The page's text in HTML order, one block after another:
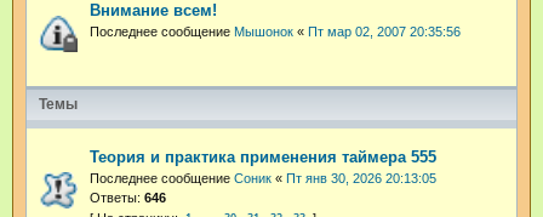
Внимание всем!
Последнее сообщение Мышонок « Пт мар 02, 2007 20:35:56
Темы
Теория и практика применения таймера 555
Последнее сообщение Соник « Пт янв 30, 2026 20:13:05
Ответы: 646